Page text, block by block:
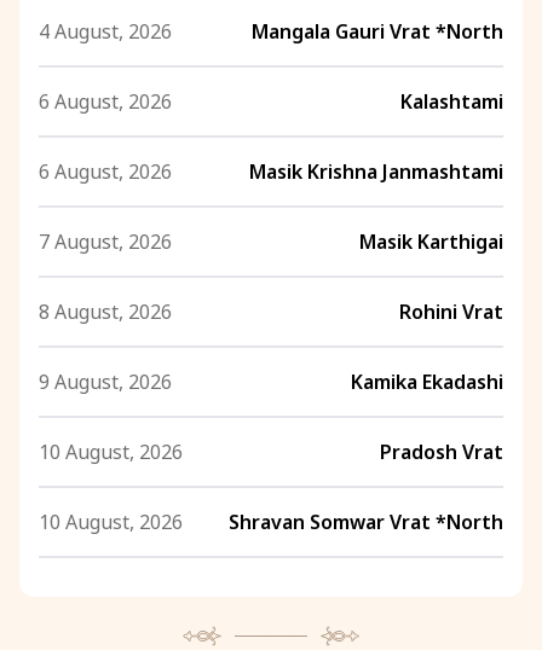
4 August, 2026 Mangala Gauri Vrat *North
6 August, 2026 Kalashtami
6 August, 2026 Masik Krishna Janmashtami
7 August, 2026 Masik Karthigai
8 August, 2026 Rohini Vrat
9 August, 2026 Kamika Ekadashi
10 August, 2026 Pradosh Vrat
10 August, 2026 Shravan Somwar Vrat *North